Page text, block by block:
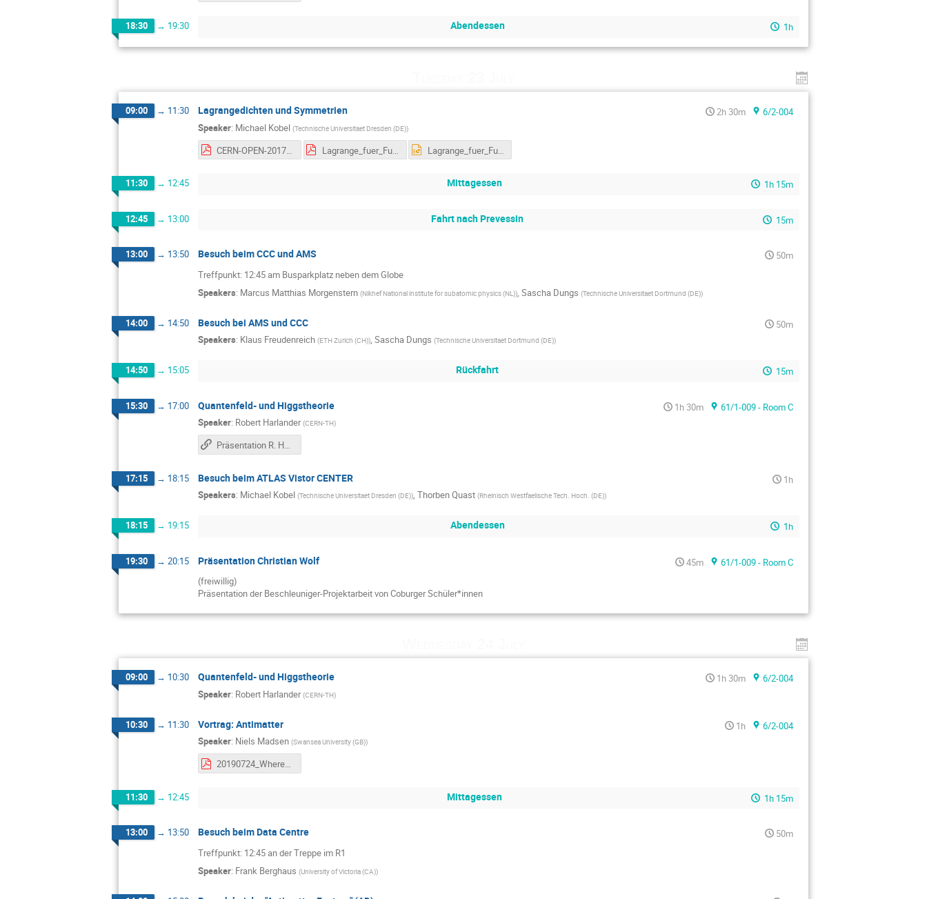
18:30 → 19:30 Abendessen 1h
09:00 → 11:30 Lagrangedichten und Symmetrien 2h 30m
6/2-004
Speaker: Michael Kobel (Technische Universitaet Dresden (DE))
Lagrange_fuer_Fussgaenger_CERNSchool19.pdf Lagrange_fuer_Fussgaenger_CERNSchool19.pptx
11:30 → 12:45 Mittagessen 1h 15m
12:45 → 13:00 Fahrt nach Prevessin 15m
13:00 → 13:50 Besuch beim CCC und AMS
50m
Treffpunkt: 12:45 am Busparkplatz neben dem Globe
Speakers: Marcus Matthias Morgenstern (Nikhef National institute for subatomic physics (NL)), Sascha Dungs (Technische Universitaet Dortmund (DE))
14:00 → 14:50 Besuch bei AMS und CCC
50m
Speakers: Klaus Freudenreich (ETH Zurich (CH)), Sascha Dungs (Technische Universitaet Dortmund (DE))
14:50 → 15:05 Rückfahrt 15m
15:30 → 17:00 Quantenfeld- und Higgstheorie 1h 30m
61/1-009 - Room C
Speaker: Robert Harlander (CERN-TH)
Präsentation R. Harlander
17:15 → 18:15 Besuch beim ATLAS Vistor CENTER
1h
Speakers: Michael Kobel (Technische Universitaet Dresden (DE)), Thorben Quast (Rheinisch Westfaelische Tech. Hoch. (DE))
18:15 → 19:15 Abendessen 1h
19:30 → 20:15 Präsentation Christian Wolf 45m
61/1-009 - Room C
(freiwillig)
Präsentation der Beschleuniger-Projektarbeit von Coburger Schüler*innen
09:00 → 10:30 Quantenfeld- und Higgstheorie 1h 30m
6/2-004
Speaker: Robert Harlander (CERN-TH)
10:30 → 11:30 Vortrag: Antimatter 1h
6/2-004
Speaker: Niels Madsen (Swansea University (GB))
20190724_WhereHasAllTheAntimatterGone.pdf
11:30 → 12:45 Mittagessen 1h 15m
13:00 → 13:50 Besuch beim Data Centre
50m
Treffpunkt: 12:45 an der Treppe im R1
Speaker: Frank Berghaus (University of Victoria (CA))